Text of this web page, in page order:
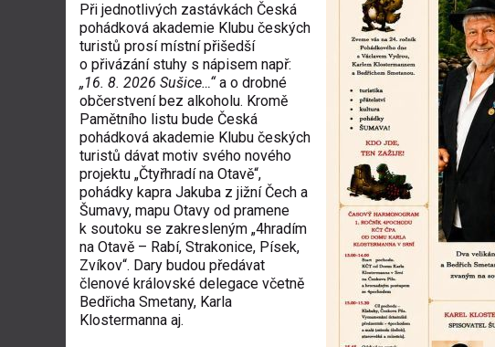
Při jednotlivých zastávkách Česká
pohádková akademie Klubu českých
turistů prosí místní přišedší
o přivázání stuhy s nápisem např:
„16. 8. 2026 Sušice…“a o drobné
občerstvení bez alkoholu. Kromě
Pamětního listu bude Česká
pohádková akademie Klubu českých
turistů dávat motiv svého nového
projektu „Čtyřhradí na Otavě“,
pohádky kapra Jakuba z jižní Čech a
Šumavy, mapu Otavy od pramene
k soutoku se zakresleným „4hradím
na Otavě – Rabí, Strakonice, Písek,
Zvíkov“. Dary budou předávat
členové královské delegace včetně
Bedřicha Smetany, Karla
Klostermanna aj.